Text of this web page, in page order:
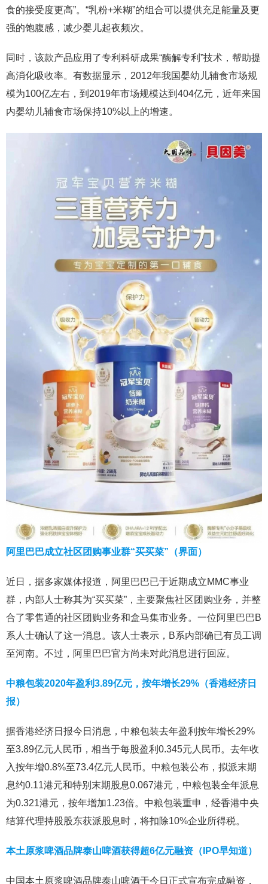
食的接受度更高”。“乳粉+米糊”的组合可以提供充足能量及更
强的饱腹感，减少婴儿起夜频次。
同时，该款产品应用了专利科研成果“酶解专利”技术，帮助提
高消化吸收率。有数据显示，2012年我国婴幼儿辅食市场规
模为100亿左右，到2019年市场规模达到404亿元，近年来国
内婴幼儿辅食市场保持10%以上的增速。
阿里巴巴成立社区团购事业群“买买菜”（界面）
近日，据多家媒体报道，阿里巴巴已于近期成立MMC事业
群，内部人士称其为“买买菜”，主要聚焦社区团购业务，并整
合了零售通的社区团购业务和盒马集市业务。一位阿里巴巴B
系人士确认了这一消息。该人士表示，B系内部确已有员工调
至河南。不过，阿里巴巴官方尚未对此消息进行回应。
中粮包装2020年盈利3.89亿元，按年增长29%（香港经济日
报）
据香港经济日报今日消息，中粮包装去年盈利按年增长29%
至3.89亿元人民币，相当于每股盈利0.345元人民币。去年收
入按年增0.8%至73.4亿元人民币。中粮包装公布，拟派末期
息约0.11港元和特别末期股息0.067港元，中粮包装全年派息
为0.321港元，按年增加1.23倍。中粮包装重申，经香港中央
结算代理持股股东获派股息时，将扣除10%企业所得税。
本土原浆啤酒品牌泰山啤酒获得超6亿元融资（IPO早知道）
中国本土原浆啤酒品牌泰山啤酒于今日正式宣布完成融资，